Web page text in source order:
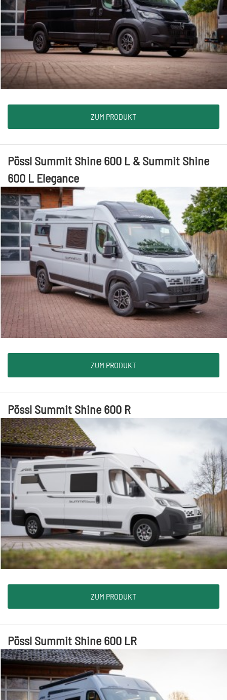
ZUM PRODUKT
Pössl Summit Shine 600 L & Summit Shine
600 L Elegance
ZUM PRODUKT
Pössl Summit Shine 600 R
ZUM PRODUKT
Pössl Summit Shine 600 LR